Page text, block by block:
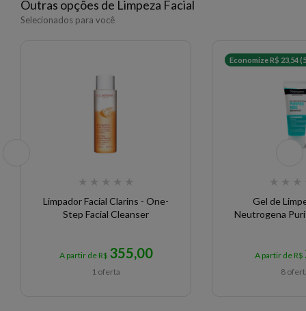
novos padrões. EAN: 17319470117416 - 5915
Outras opções de Limpeza Facial
Selecionados para você
★ ★ ★ ★ ★
Limpador Facial Clarins - One-
Step Facial Cleanser
A partir de R$ 355,00
1 oferta
Economize R$ 23,54
★ ★ ★
Gel de
Neutrogena
A partir de R$
8